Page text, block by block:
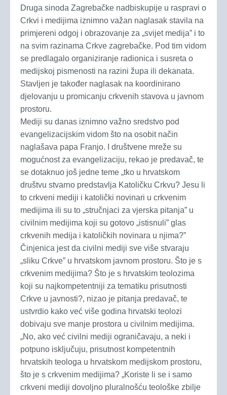
Druga sinoda Zagrebačke nadbiskupije u raspravi o
Crkvi i medijima iznimno važan naglasak stavila na
primjereni odgoj i obrazovanje za „svijet medija” i to
na svim razinama Crkve zagrebačke. Pod tim vidom
se predlagalo organiziranje radionica i susreta o
medijskoj pismenosti na razini župa ili dekanata.
Stavljen je također naglasak na koordinirano
djelovanju u promicanju crkvenih stavova u javnom
prostoru.
Mediji su danas iznimno važno sredstvo pod
evangelizacijskim vidom što na osobit način
naglašava papa Franjo. I društvene mreže su
mogućnost za evangelizaciju, rekao je predavač, te
se dotaknuo još jedne teme „tko u hrvatskom
društvu stvarno predstavlja Katoličku Crkvu? Jesu li
to crkveni mediji i katolički novinari u crkvenim
medijima ili su to „stručnjaci za vjerska pitanja” u
civilnim medijima koji su gotovo „istisnuli” glas
crkvenih medija i katoličkih novinara u njima?”
Činjenica jest da civilni mediji sve više stvaraju
„sliku Crkve” u hrvatskom javnom prostoru. Što je s
crkvenim medijima? Što je s hrvatskim teolozima
koji su najkompetentniji za tematiku prisutnosti
Crkve u javnosti?, nizao je pitanja predavač, te
ustvrdio kako već više godina hrvatski teolozi
dobivaju sve manje prostora u civilnim medijima.
„No, ako već civilni mediji ograničavaju, a neki i
potpuno isključuju, prisutnost kompetentnih
hrvatskih teologa u hrvatskom medijskom prostoru,
što je s crkvenim medijima? „Koriste li se i samo
crkveni mediji dovoljno pluralnošću teološke zbilje